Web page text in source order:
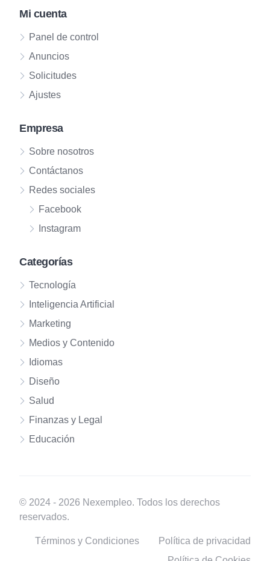
Mi cuenta
Panel de control
Anuncios
Solicitudes
Ajustes
Empresa
Sobre nosotros
Contáctanos
Redes sociales
Facebook
Instagram
Categorías
Tecnología
Inteligencia Artificial
Marketing
Medios y Contenido
Idiomas
Diseño
Salud
Finanzas y Legal
Educación
© 2024 - 2026 Nexempleo. Todos los derechos
reservados.
Términos y Condiciones
Política de privacidad